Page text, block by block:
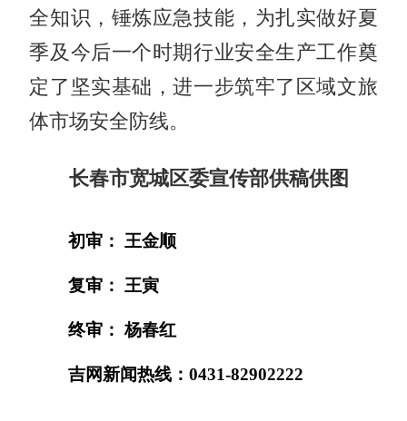
全知识，锤炼应急技能，为扎实做好夏
季及今后一个时期行业安全生产工作奠
定了坚实基础，进一步筑牢了区域文旅
体市场安全防线。
长春市宽城区委宣传部供稿供图
初审： 王金顺
复审： 王寅
终审： 杨春红
吉网新闻热线：0431-82902222